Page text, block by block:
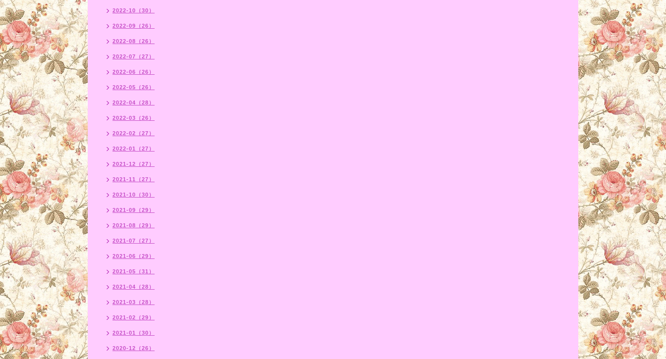
2022-10（30）
2022-09（26）
2022-08（26）
2022-07（27）
2022-06（26）
2022-05（26）
2022-04（28）
2022-03（26）
2022-02（27）
2022-01（27）
2021-12（27）
2021-11（27）
2021-10（30）
2021-09（29）
2021-08（29）
2021-07（27）
2021-06（29）
2021-05（31）
2021-04（28）
2021-03（28）
2021-02（29）
2021-01（30）
2020-12（26）